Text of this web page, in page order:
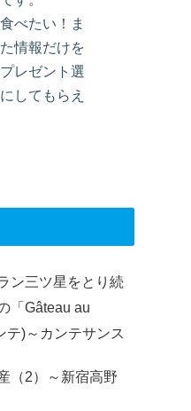
べたい！ま
情報だけを
レゼント選
してもらえ
ン三ツ星をとり続
「Gâteau au
テ)～カンテサンス
（2）～新宿高野